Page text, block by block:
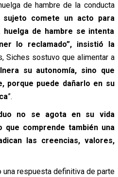
de hambre de la conducta
sujeto comete un acto para
de hambre se intenta
lo reclamado”, insistió la
Siches sostuvo que alimentar a
su autonomía, sino que
porque puede dañarlo en su
”.
no se agota en su vida
que comprende también una
las creencias, valores,
una respuesta definitiva de parte